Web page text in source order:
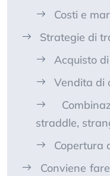
Costi e
Strategie di
Acquisto
Vendita di
straddle,
Copertura
Conviene